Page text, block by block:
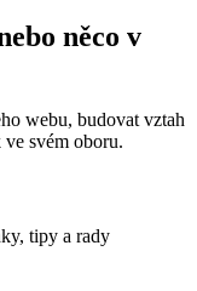
něco v
webu, budovat vztah
svém oboru.
tipy a rady